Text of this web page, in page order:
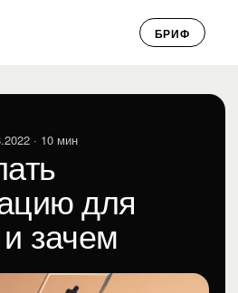
БРИФ
· 10 мин
для
зачем
колбаски